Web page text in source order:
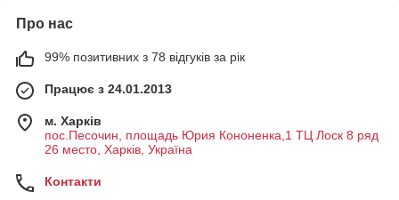
Про нас
99% позитивних з 78 відгуків за рік
Працює з 24.01.2013
м. Харків
пос.Песочин, площадь Юрия Кононенка,1 ТЦ Лоск 8 ряд
26 место, Харків, Україна
Контакти